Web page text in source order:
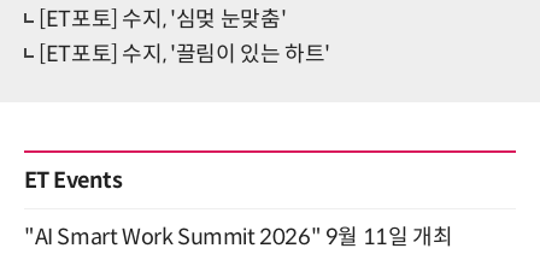
[ET포토] 수지, '심멎 눈맞춤'
[ET포토] 수지, '끌림이 있는 하트'
ET Events
"AI Smart Work Summit 2026" 9월 11일 개최